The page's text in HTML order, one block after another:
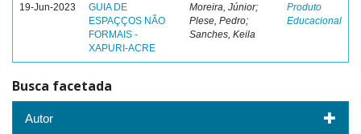
19-Jun-2023
GUIA DE
ESPAÇÇOS NÃO
FORMAIS -
XAPURI-ACRE
Moreira, Júnior;
Plese, Pedro;
Sanches, Keila
Produto
Educacional
Busca facetada
Autor